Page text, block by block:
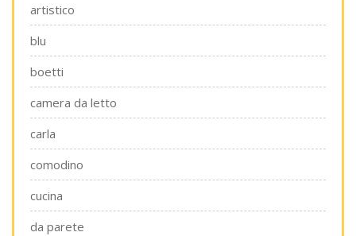
artistico
blu
boetti
camera da letto
carla
comodino
cucina
da parete